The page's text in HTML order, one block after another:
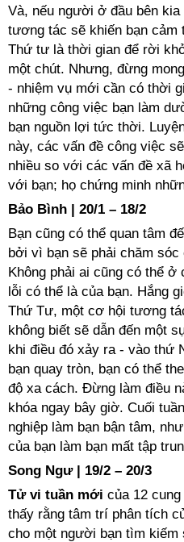
Và, nếu người ở đầu bên
tương tác sẽ khiến bạn cảm
Thứ tư là thời gian để rời
một chút. Nhưng, đừng
- nhiệm vụ mới cần có thời
những công việc bạn làm
bạn nguồn lợi tức thời.
này, các vấn đề công việc
nhiều so với các vấn đề xã
với bạn; họ chứng minh
Bảo Bình | 20/1 – 18/2
Bạn cũng có thể quan tâm
bởi vì bạn sẽ phải chăm sóc
Không phải ai cũng có thể ở
lỗi có thể là của bạn. Hắng
Thứ Tư, một cơ hội tương
không biết sẽ dẫn đến một
khi điều đó xảy ra - vào thứ
bạn quay tròn, bạn có thể
độ xa cách. Đừng làm điều
khóa ngay bây giờ. Cuối
nghiệp làm bạn bận tâm,
của bạn làm bạn mất tập
Song Ngư | 19/2 – 20/3
Tử vi tuần mới của 12
thấy rằng tâm trí phân tích
cho một người bạn tìm